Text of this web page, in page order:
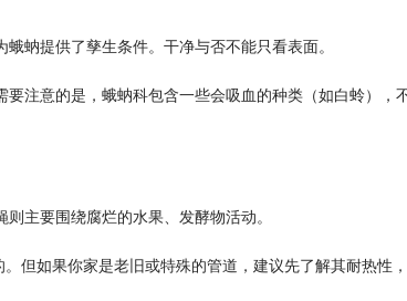
蚋提供了孳生条件。干净与否不能只看表面。
注意的是，蛾蚋科包含一些会吸血的种类（如白蛉），
主要围绕腐烂的水果、发酵物活动。
但如果你家是老旧或特殊的管道，建议先了解其耐热性